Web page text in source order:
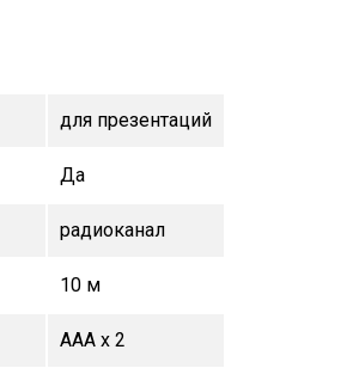
для презентаций
Да
радиоканал
10 м
AAA x 2